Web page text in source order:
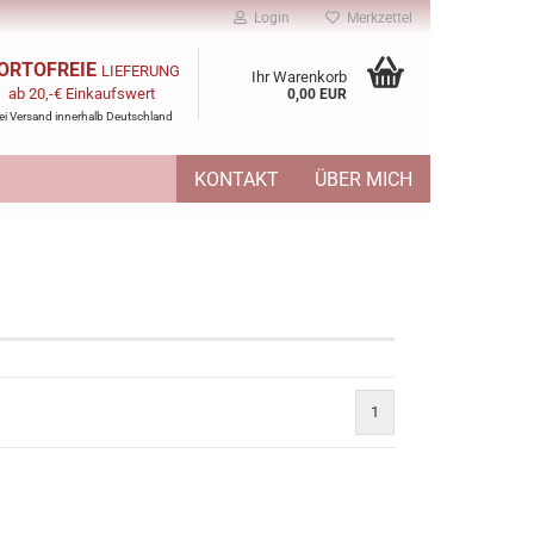
Login Merkzettel
LIEFERUNG
ab 20,-€ Einkaufswert
Versand innerhalb Deutschland
Ihr Warenkorb
0,00 EUR
KONTAKT ÜBER MICH
1